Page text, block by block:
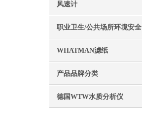
风速计
职业卫生/公共场所环境安全
WHATMAN滤纸
产品品牌分类
德国WTW水质分析仪